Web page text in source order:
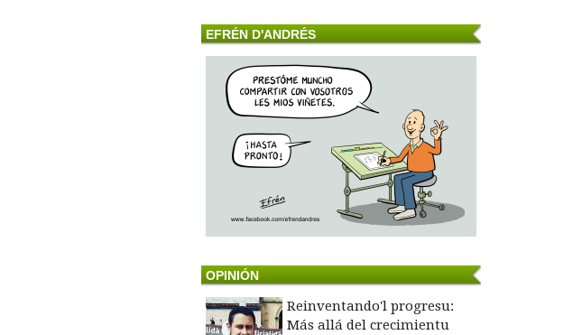
EFRÉN D'ANDRÉS
OPINIÓN
Reinventando'l progresu:
Más allá del crecimientu